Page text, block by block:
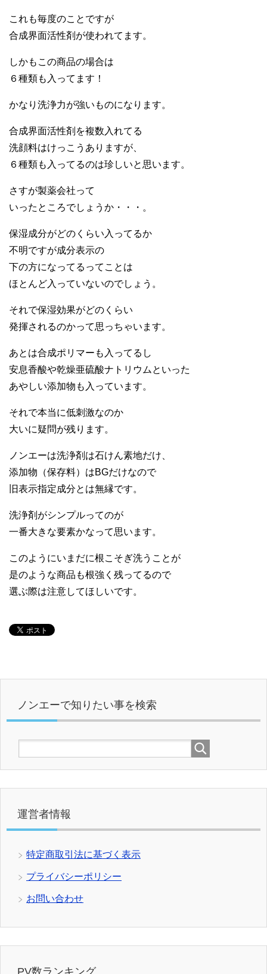
これも毎度のことですが
合成界面活性剤が使われてます。
しかもこの商品の場合は
６種類も入ってます！
かなり洗浄力が強いものになります。
合成界面活性剤を複数入れてる
洗顔料はけっこうありますが、
６種類も入ってるのは珍しいと思います。
さすが製薬会社って
いったところでしょうか・・・。
保湿成分がどのくらい入ってるか
不明ですが成分表示の
下の方になってるってことは
ほとんど入っていないのでしょう。
それで保湿効果がどのくらい
発揮されるのかって思っちゃいます。
あとは合成ポリマーも入ってるし
安息香酸や乾燥亜硫酸ナトリウムといった
あやしい添加物も入っています。
それで本当に低刺激なのか
大いに疑問が残ります。
ノンエーは洗浄剤は石けん素地だけ、
添加物（保存料）はBGだけなので
旧表示指定成分とは無縁です。
洗浄剤がシンプルってのが
一番大きな要素かなって思います。
このようにいまだに根こそぎ洗うことが
是のような商品も根強く残ってるので
選ぶ際は注意してほしいです。
ノンエーで知りたい事を検索
運営者情報
特定商取引法に基づく表示
プライバシーポリシー
お問い合わせ